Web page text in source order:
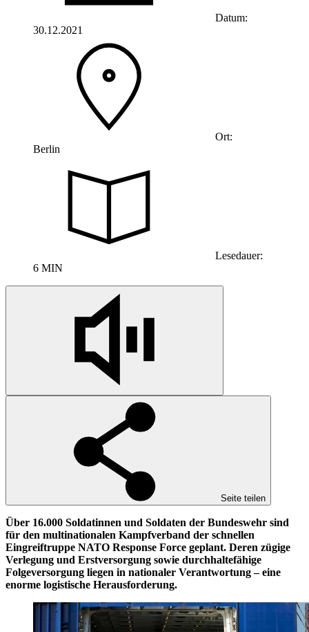
Datum:
30.12.2021
Ort:
Berlin
Lesedauer:
6 MIN
Seite teilen
Über 16.000 Soldatinnen und Soldaten der Bundeswehr sind
für den multinationalen Kampfverband der schnellen
Eingreiftruppe NATO Response Force geplant. Deren zügige
Verlegung und Erstversorgung sowie durchhaltefähige
Folgeversorgung liegen in nationaler Verantwortung – eine
enorme logistische Herausforderung.